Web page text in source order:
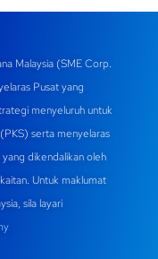
Malaysia (SME Corp.
Pusat yang
menyeluruh untuk
serta menyelaras
dikendalikan oleh
Untuk maklumat
sila layari